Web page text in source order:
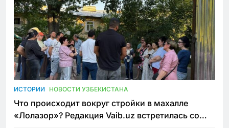
ИСТОРИИ НОВОСТИ УЗБЕКИСТАНА
Что происходит вокруг стройки в махалле
«Лолазор»? Редакция Vaib.uz встретилась со